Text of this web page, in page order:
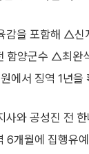
감을 포함해 △
양군수 △최완
에서 징역 1년
사와 공성진 전
6개월에 집행유